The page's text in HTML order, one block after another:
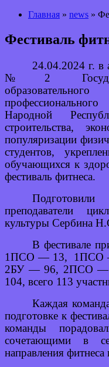
Главная » news »
Фестиваль
24.04.2024 г. в
№ 2
Народной
строительства,
популяризации
студентов,
обучающихся к
фестиваль фитнеса.
преподаватели
культуры Сербина
В фестивале
1ПСО — 13, 1ПСО
2БУ — 96, 2ПСО
104, всего 113
Каждая
подготовке к
команды
сочетающими в
направления фитнеса